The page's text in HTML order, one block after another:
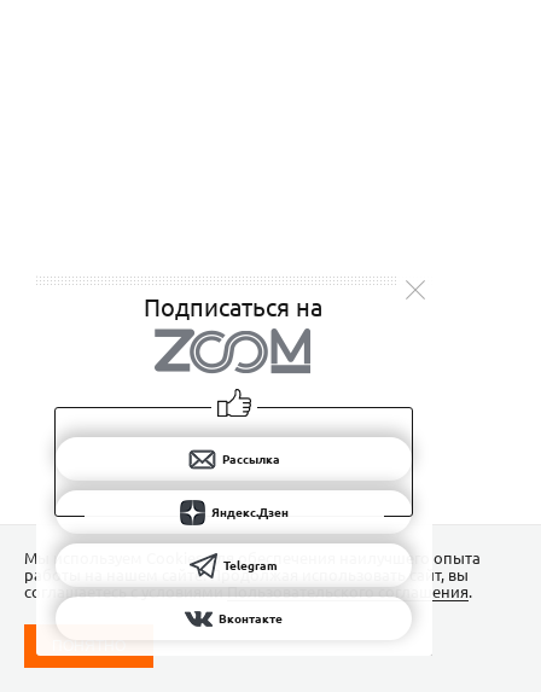
Подписаться на
Рассылка
Яндекс.Дзен
Telegram
Вконтакте
Мы используем Сookies для обеспечения наилучшего опыта
работы на нашем сайте. Продолжая использовать сайт, вы
соглашаетесь с условиямиПользовательского соглашения.
ПОНЯТНО